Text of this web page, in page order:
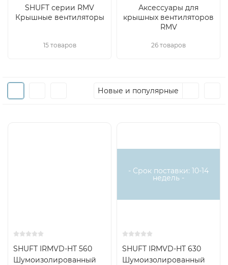
SHUFT серии RMV
Крышные вентиляторы
15 товаров
Аксессуары для
крышных вентиляторов
RMV
26 товаров
Новые и популярные
SHUFT IRMVD-HT 560
Шумоизолированный
- Срок поставки: 10-14
недель -
SHUFT IRMVD-HT 630
Шумоизолированный